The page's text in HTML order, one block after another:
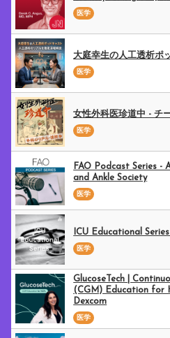
医学
大庭幸生の人工透析
医学
女性外科医珍道中 - チ
医学
FAO Podcast Series -
and Ankle Society
医学
ICU Educational
医学
GlucoseTech |
(CGM) Education for
Dexcom
医学